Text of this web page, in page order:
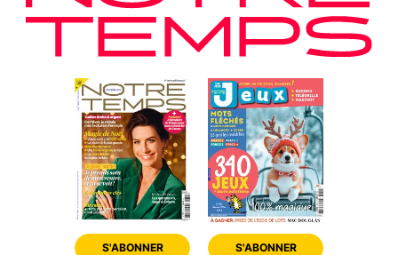
S'ABONNER S'ABONNER